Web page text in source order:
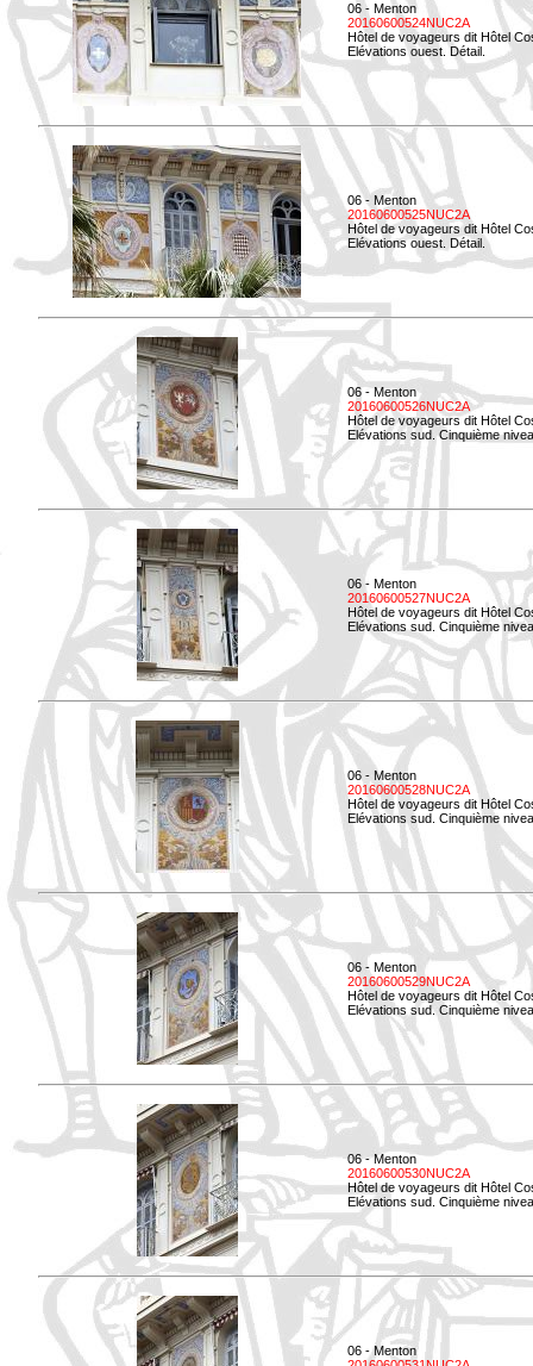
06 - Menton
20160600524NUC2A
Hôtel de voyageurs dit Hôtel
Elévations ouest. Détail.
06 - Menton
20160600525NUC2A
Hôtel de voyageurs dit Hôtel
Elévations ouest. Détail.
06 - Menton
20160600526NUC2A
Hôtel de voyageurs dit Hôtel
Elévations sud. Cinquième
06 - Menton
20160600527NUC2A
Hôtel de voyageurs dit Hôtel
Elévations sud. Cinquième
06 - Menton
20160600528NUC2A
Hôtel de voyageurs dit Hôtel
Elévations sud. Cinquième
06 - Menton
20160600529NUC2A
Hôtel de voyageurs dit Hôtel
Elévations sud. Cinquième
06 - Menton
20160600530NUC2A
Hôtel de voyageurs dit Hôtel
Elévations sud. Cinquième
06 - Menton